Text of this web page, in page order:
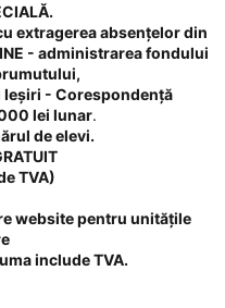
extragerea absențelor din
- administrarea fondului
Ieșiri - Corespondență
lei lunar.
de elevi.
TVA)
website pentru unitățile
include TVA.